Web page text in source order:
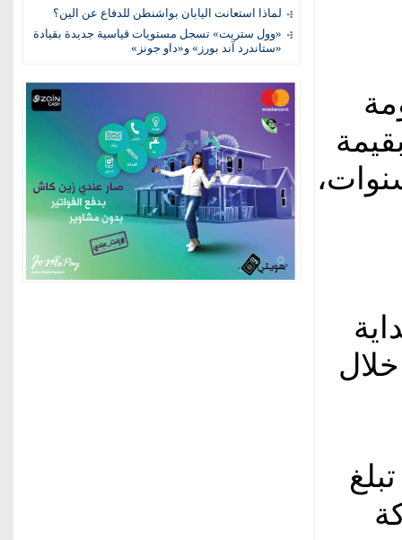
لماذا استعانت اليابان بواشنطن للدفاع عن الين؟
«وول ستريت» تسجل مستويات قياسية جديدة بقيادة
«ستاندرد آند بورز» و«داو جونز»
بقيمة
وبأجل سداد بعد 7 سنوات،
من خلال